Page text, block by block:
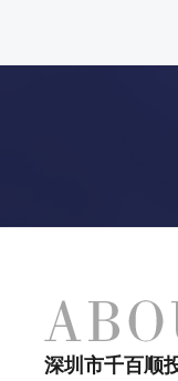
深圳市千百顺